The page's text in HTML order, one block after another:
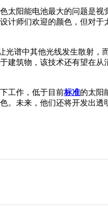
太阳能电池最大的问题是视
计师们欢迎的颜色，但对于
光谱中其他光线发生散射，
建筑物，该技术还有望在从
工作，低于目前标准的太阳
。未来，他们还将开发出透